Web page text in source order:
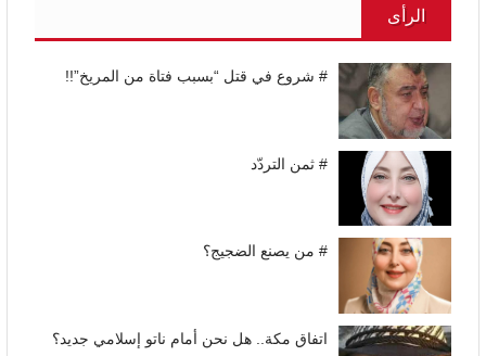
الرأى
# شروع في قتل “بسبب فتاة من المريخ”!!
# ثمن التردّد
# من يصنع الضجيج؟
اتفاق مكة.. هل نحن أمام ناتو إسلامي جديد؟